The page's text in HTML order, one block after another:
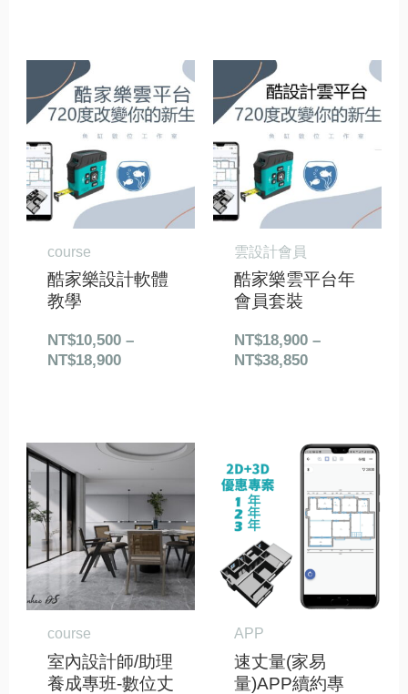
course
酷家樂設計軟體
教學
NT$10,500 –
NT$18,900
格
範
圍：
到
NT$18,900
雲設計會員
酷家樂雲平台年
會員套裝
NT$18,900 –
NT$38,850
格
範
圍：
NT$18,900
到
NT$38,850
course
室內設計師/助理
養成專班-數位丈
原
價
格：
NT$47,450。
目
價
格：
NT$43,500。
APP
速丈量(家易
量)APP續約專
價
格
範
圍：
NT$6,300
到
NT$18,900